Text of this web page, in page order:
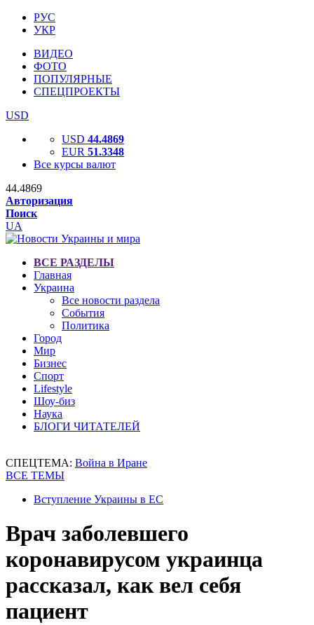
РУС
УКР
ВИДЕО
ФОТО
ПОПУЛЯРНЫЕ
СПЕЦПРОЕКТЫ
USD
USD 44.4869
EUR 51.3348
Все курсы валют
44.4869
Авторизация
Поиск
UA
ВСЕ РАЗДЕЛЫ
Главная
Украина
Все новости раздела
События
Политика
Город
Мир
Бизнес
Спорт
Lifestyle
Шоу-биз
Наука
БЛОГИ ЧИТАТЕЛЕЙ
СПЕЦТЕМА: Война в Иране
ВСЕ ТЕМЫ
Вступление Украины в ЕС
Врач заболевшего
коронавирусом украинца
рассказал, как вел себя
пациент